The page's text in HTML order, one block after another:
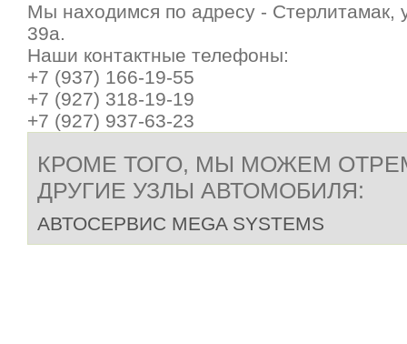
Мы находимся по адресу - Стерлитамак,
39а.
Наши контактные телефоны:
+7 (937) 166-19-55
+7 (927) 318-19-19
+7 (927) 937-63-23
КРОМЕ ТОГО, МЫ МОЖЕМ
ДРУГИЕ УЗЛЫ АВТОМОБИЛЯ:
АВТОСЕРВИС MEGA SYSTEMS